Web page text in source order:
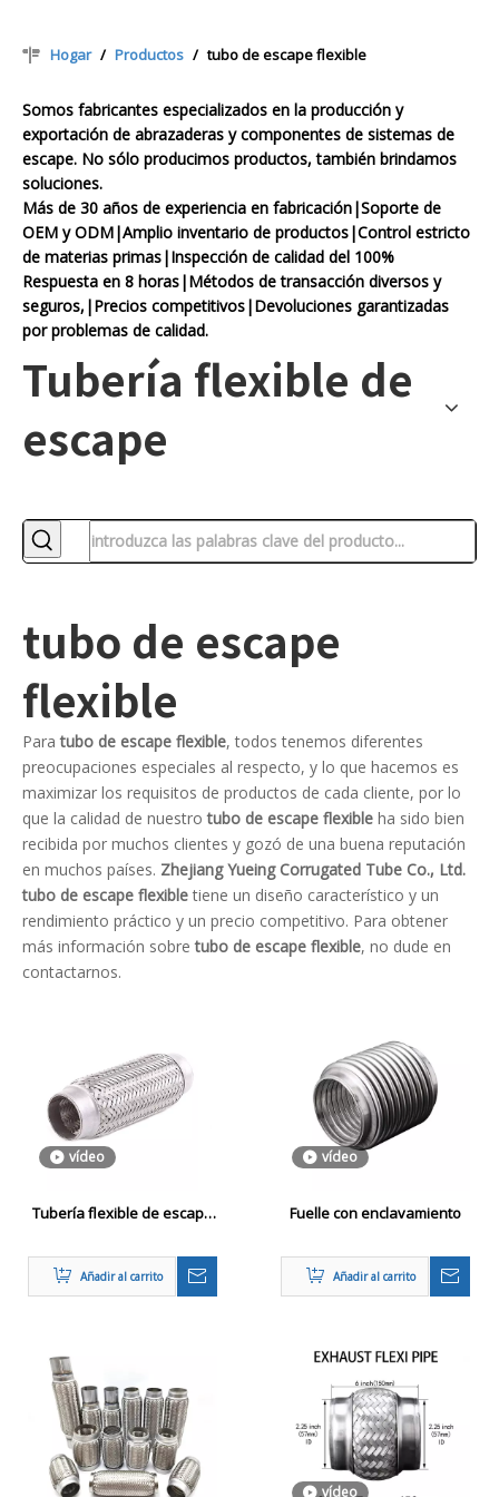
Hogar / Productos / tubo de escape flexible
Somos fabricantes especializados en la producción y
exportación de abrazaderas y componentes de sistemas de
escape. No sólo producimos productos, también brindamos
soluciones.
Más de 30 años de experiencia en fabricación|Soporte de
OEM y ODM|Amplio inventario de productos|Control estricto
de materias primas|Inspección de calidad del 100%
Respuesta en 8 horas|Métodos de transacción diversos y
seguros,|Precios competitivos|Devoluciones garantizadas
por problemas de calidad.
Tubería flexible de
escape
tubo de escape
flexible
Paratubo de escape flexible, todos tenemos diferentes
preocupaciones especiales al respecto, y lo que hacemos es
maximizar los requisitos de productos de cada cliente, por lo
que la calidad de nuestrotubo de escape flexible ha sido bien
recibida por muchos clientes y gozó de una buena reputación
en muchos países. Zhejiang Yueing Corrugated Tube Co., Ltd.
tubo de escape flexibletiene un diseño característico y un
rendimiento práctico y un precio competitivo. Para obtener
más información sobretubo de escape flexible, no dude en
contactarnos.
vídeo
Tubería flexible de escape
Añadir al carrito
vídeo
Fuelle con enclavamiento
Añadir al carrito
vídeo